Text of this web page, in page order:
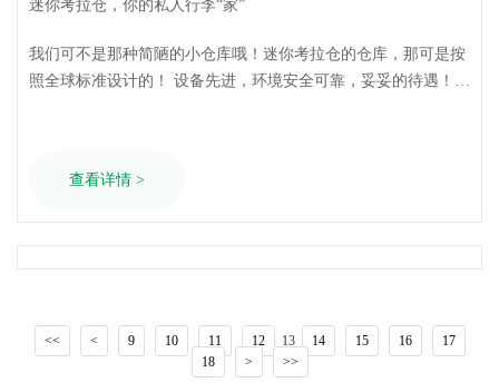
迷你考拉仓，你的私人行李“家”
我们可不是那种简陋的小仓库哦！迷你考拉仓的仓库，那可是按
照全球标准设计的！ 设备先进，环境安全可靠，妥妥的待遇！
查看详情 >
<< < 9 10 11 12 13 14 15 16
17
18
> >>